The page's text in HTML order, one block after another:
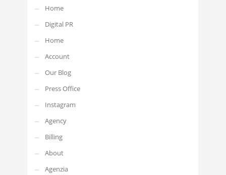
Home
Digital PR
Home
Account
Our Blog
Press Office
Instagram
Agency
Billing
About
Agenzia